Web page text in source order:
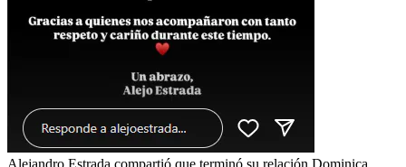
Alejandro Estrada compartió que terminó su relación Dominica